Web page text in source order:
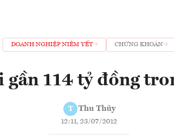
DOANH NGHIỆP NIÊM YẾT CHỨNG KHOÁN
gần 114 tỷ đồng
T Thu Thủy
12:11, 23/07/2012